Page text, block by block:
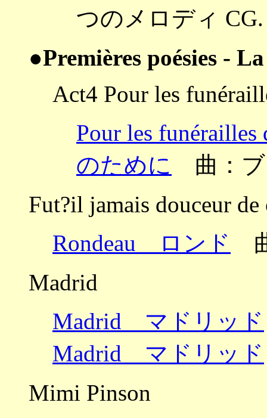
つのメロディ CG.
●Premières poésies -
Act4 Pour les
Pour les
のために 曲：ブ
Fut?il jamais douceur
Rondeau ロンド
Madrid
Madrid マドリッド
Madrid マドリッド
Mimi Pinson